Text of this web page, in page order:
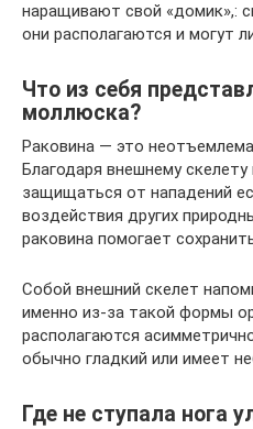
наращивают свой «домик»,:
они располагаются и могут
Что из себя
моллюска?
Раковина — это
Благодаря внешнему
защищаться от нападений
воздействия других
раковина помогает
Собой внешний скелет
именно из-за такой формы
располагаются
обычно гладкий или имеет
Где не ступала нога